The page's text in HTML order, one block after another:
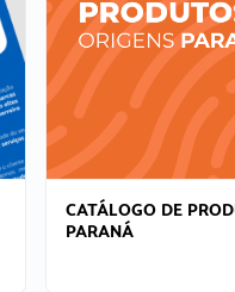
CATÁLOGO DE
PARANÁ